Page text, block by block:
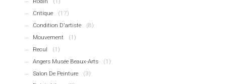
Critique
(17)
Condition D'artiste
(8)
Mouvement
(1)
Recul
(1)
Angers Musée Beaux-Arts
(1)
Salon De Peinture
(3)